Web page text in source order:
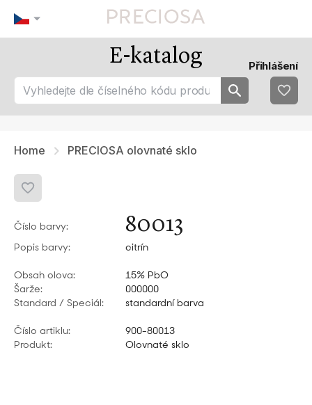
tip 1
tip 2
Nejoblíbenějsí
fav 1
fav 2
fav 5
E-katalog Přihlášení
Home PRECIOSA olovnaté sklo
Číslo barvy: 80013
Popis barvy: citrín
Obsah olova:
15% PbO
Šarže:
000000
Standard / Speciál:
standardní barva
Číslo artiklu:
900-80013
Produkt:
Olovnaté sklo